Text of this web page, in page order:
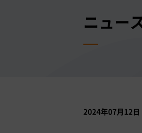
ニュー
2024年07月12日